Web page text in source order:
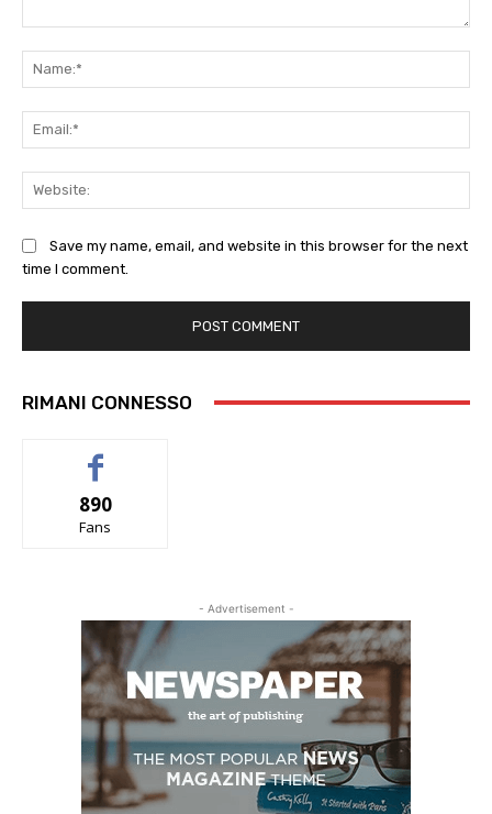
Save my name, email, and website in this browser for the next
time I comment.
RIMANI CONNESSO
890
Fans
- Advertisement -